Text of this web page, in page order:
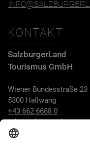
KONTAKT
SalzburgerLand
Tourismus GmbH
Wiener Bundesstraße 23
5300 Hallwang
+43 662 6688 0